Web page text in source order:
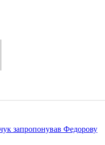
запропонував Федорову